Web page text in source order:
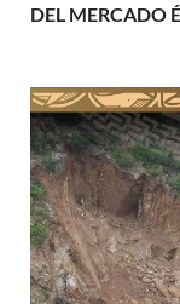
DEL MERCADO